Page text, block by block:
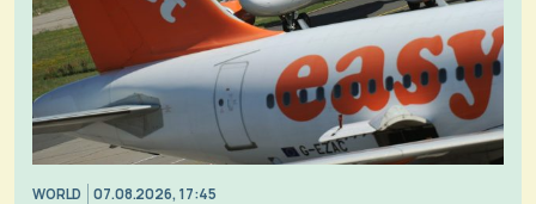
WORLD 07.08.2026, 17:45